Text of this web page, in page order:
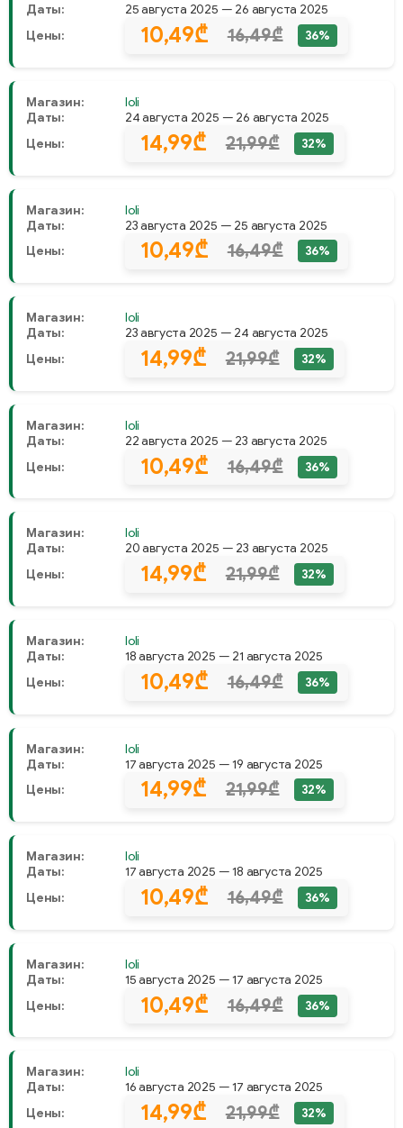
Даты:
25 августа 2025 — 26 августа 2025
Цены:
10,49₾ 16,49₾ 36%
Магазин:
Ioli
Даты:
24 августа 2025 — 26 августа 2025
Цены:
14,99₾ 21,99₾ 32%
Магазин:
Ioli
Даты:
23 августа 2025 — 25 августа 2025
Цены:
10,49₾ 16,49₾ 36%
Магазин:
Ioli
Даты:
23 августа 2025 — 24 августа 2025
Цены:
14,99₾ 21,99₾ 32%
Магазин:
Ioli
Даты:
22 августа 2025 — 23 августа 2025
Цены:
10,49₾ 16,49₾ 36%
Магазин:
Ioli
Даты:
20 августа 2025 — 23 августа 2025
Цены:
14,99₾ 21,99₾ 32%
Магазин:
Ioli
Даты:
18 августа 2025 — 21 августа 2025
Цены:
10,49₾ 16,49₾ 36%
Магазин:
Ioli
Даты:
17 августа 2025 — 19 августа 2025
Цены:
14,99₾ 21,99₾ 32%
Магазин:
Ioli
Даты:
17 августа 2025 — 18 августа 2025
Цены:
10,49₾ 16,49₾ 36%
Магазин:
Ioli
Даты:
15 августа 2025 — 17 августа 2025
Цены:
10,49₾ 16,49₾ 36%
Магазин:
Ioli
Даты:
16 августа 2025 — 17 августа 2025
Цены:
14,99₾ 21,99₾ 32%